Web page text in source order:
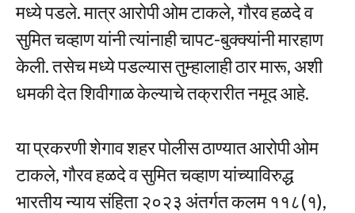
मध्ये पडले. मात्र आरोपी ओम टाकले, गौरव हळदे व
सुमित चव्हाण यांनी त्यांनाही चापट-बुक्क्यांनी मारहाण
केली. तसेच मध्ये पडल्यास तुम्हालाही ठार मारू, अशी
धमकी देत शिवीगाळ केल्याचे तक्रारीत नमूद आहे.
या प्रकरणी शेगाव शहर पोलीस ठाण्यात आरोपी ओम
टाकले, गौरव हळदे व सुमित चव्हाण यांच्याविरुद्ध
भारतीय न्याय संहिता २०२३ अंतर्गत कलम ११८(१),